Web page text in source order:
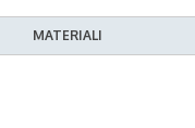
MATERIALI